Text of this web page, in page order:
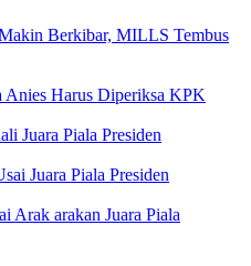
Berkibar, MILLS Tembus
Anies Harus Diperiksa KPK
Juara Piala Presiden
Juara Piala Presiden
Arak arakan Juara Piala